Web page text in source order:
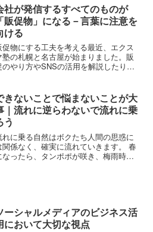
ておけばあっという間に小さくなり、
がて灰だけが残ります。人との関係性
同じです。一度つながったからといっ
、何もせずにいると、その温もりは少
ずつ失われていきます。
社が発信するすべてのものが
「販促物」になる－言葉に注意を
ける
促物にする工夫を考える最近、エクス
塾の札幌と名古屋が始まりました。販
のやり方やSNSの活用を解説したりし
を見てください。言葉がないものって
いはずです。新聞広告...
きないことで悩まないことが大
｜流れに逆らわないで流れに乗
う
れに乗る自然はボクたち人間の思惑に
関係なく、確実に流れていきます。 春
なったら、タンポポが咲き、梅雨時期
ーシャルメディアのビジネス活
において大切な視点